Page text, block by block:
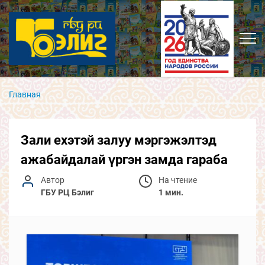
Главная
Зали ехэтэй залуу мэргэжэлтэд
ажабайдалай үргэн замда гараба
Автор
ГБУ РЦ Бэлиг
На чтение
1 мин.